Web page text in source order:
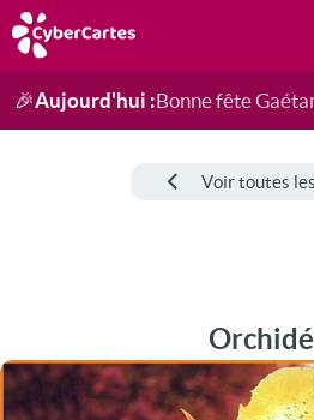
Anniversaire
Fête du jour
Amour
Amitié
Merci
Toutes les cartes
🎉Aujourd'hui :Bonne fête
Voir toutes